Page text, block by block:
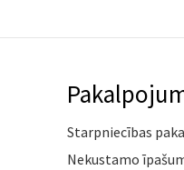
Starpniecības
Nekustamo